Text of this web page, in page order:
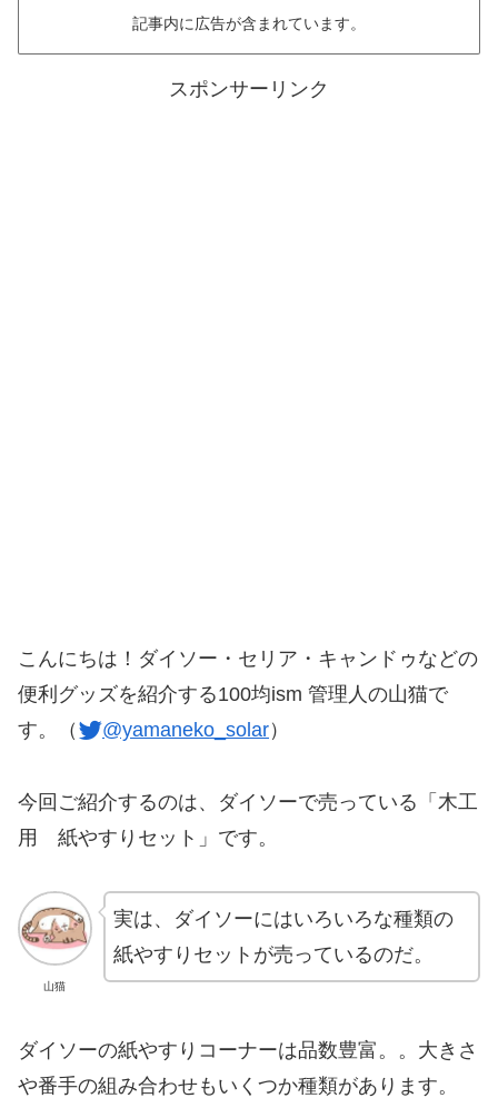
記事内に広告が含まれています。
スポンサーリンク
こんにちは！ダイソー・セリア・キャンドゥなどの
便利グッズを紹介する100均ism 管理人の山猫で
す。（
@yamaneko_solar）
今回ご紹介するのは、ダイソーで売っている「木工
用 紙やすりセット」です。
山猫
実は、ダイソーにはいろいろな種類の
紙やすりセットが売っているのだ。
ダイソーの紙やすりコーナーは品数豊富。。大きさ
や番手の組み合わせもいくつか種類があります。